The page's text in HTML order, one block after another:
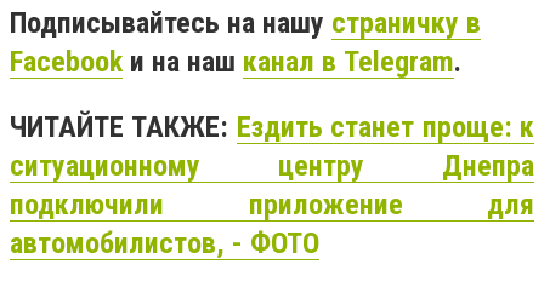
Подписывайтесь на нашу страничку в
Facebook и на наш канал в Telegram.
ЧИТАЙТЕ ТАКЖЕ: Ездить станет проще: к
ситуационному центру Днепра
подключили приложение для
автомобилистов, - ФОТО